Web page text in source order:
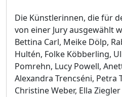
Die Künstlerinnen, die für
von einer Jury ausgewählt
Bettina Carl, Meike Dölp,
Hultén, Folke Köbberling,
Pomrehn, Lucy Powell,
Alexandra Trencséni, Petra
Christine Weber, Ella Ziegler